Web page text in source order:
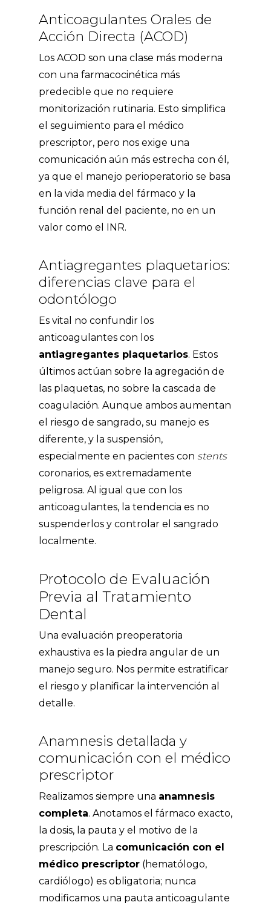
Anticoagulantes Orales de
Acción Directa (ACOD)
Los ACOD son una clase más moderna
con una farmacocinética más
predecible que no requiere
monitorización rutinaria. Esto simplifica
el seguimiento para el médico
prescriptor, pero nos exige una
comunicación aún más estrecha con él,
ya que el manejo perioperatorio se basa
en la vida media del fármaco y la
función renal del paciente, no en un
valor como el INR.
Antiagregantes plaquetarios:
diferencias clave para el
odontólogo
Es vital no confundir los
anticoagulantes con los
antiagregantes plaquetarios. Estos
últimos actúan sobre la agregación de
las plaquetas, no sobre la cascada de
coagulación. Aunque ambos aumentan
el riesgo de sangrado, su manejo es
diferente, y la suspensión,
especialmente en pacientes con stents
coronarios, es extremadamente
peligrosa. Al igual que con los
anticoagulantes, la tendencia es no
suspenderlos y controlar el sangrado
localmente.
Protocolo de Evaluación
Previa al Tratamiento
Dental
Una evaluación preoperatoria
exhaustiva es la piedra angular de un
manejo seguro. Nos permite estratificar
el riesgo y planificar la intervención al
detalle.
Anamnesis detallada y
comunicación con el médico
prescriptor
Realizamos siempre una anamnesis
completa. Anotamos el fármaco exacto,
la dosis, la pauta y el motivo de la
prescripción. La comunicación con el
médico prescriptor (hematólogo,
cardiólogo) es obligatoria; nunca
modificamos una pauta anticoagulante